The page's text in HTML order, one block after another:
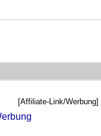
[Affiliate-Link/Werbung]